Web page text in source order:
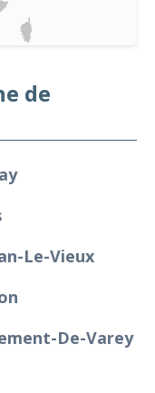
de
Le-Vieux
De-Varey